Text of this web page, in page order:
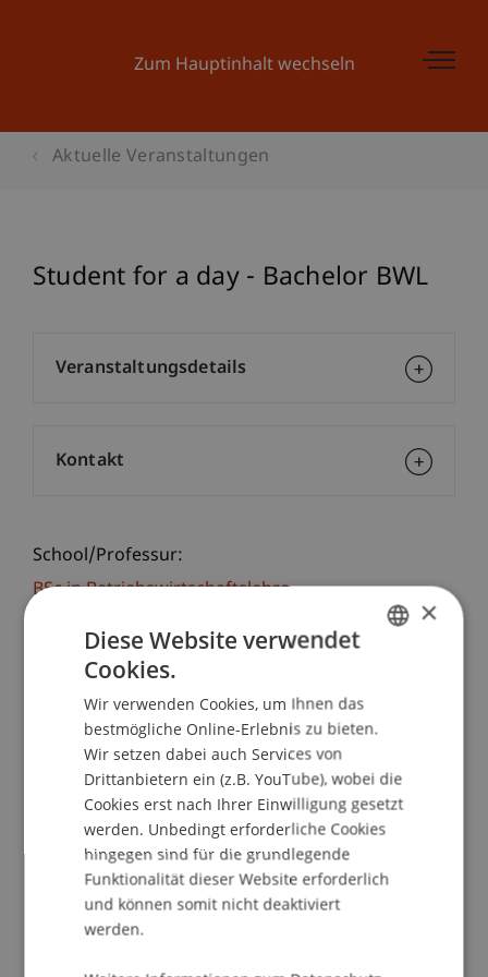
Zum Hauptinhalt wechseln
Aktuelle Veranstaltungen
Student for a day - Bachelor BWL
School/Professur:
BSc in Betriebswirtschaftslehre
Einblick ins Studentenleben
Wie funktioniert Studieren? Welche Uni ist die
richtige für mich? Es gibt so viele Möglichkeiten
und am besten findet man durch Praxiserfahrung
heraus, was zu einem passt. Wer wissen möchte,
wie man sich als Student oder Studentin fühlt,
kann das an der Universität Liechtenstein am
"Student for a day" erleben. An diesem Tag
können Schülerinnen und Schüler zusammen mit
Studierenden Vorlesungen besuchen, den
Campus erkunden und an Workshops
Veranstaltungsdetails
Kontakt
×
Diese Website verwendet
Cookies.
Wir verwenden Cookies, um Ihnen das
bestmögliche Online-Erlebnis zu bieten.
Wir setzen dabei auch Services von
Drittanbietern ein (z.B. YouTube), wobei die
Cookies erst nach Ihrer Einwilligung gesetzt
werden. Unbedingt erforderliche Cookies
hingegen sind für die grundlegende
Funktionalität dieser Website erforderlich
und können somit nicht deaktiviert
werden.